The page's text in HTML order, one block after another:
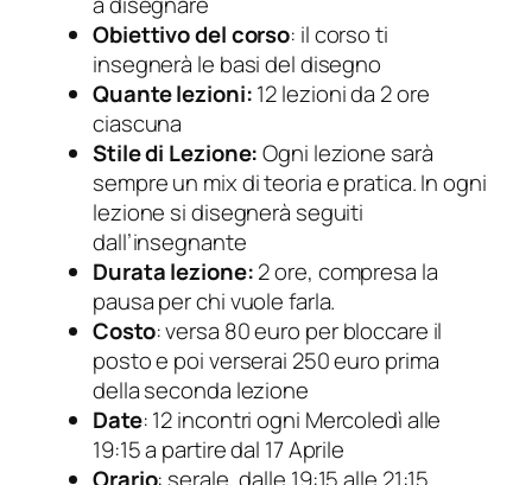
Obiettivo del corso: il corso ti
insegnerà le basi del disegno
Quante lezioni:12 lezioni da 2 ore
ciascuna
Stile di Lezione:Ogni lezione sarà
sempre un mix di teoria e pratica. In ogni
lezione si disegnerà seguiti
dall’insegnante
Durata lezione:2 ore, compresa la
pausa per chi vuole farla.
Costo: versa 80 euro per bloccare il
posto e poi verserai 250 euro prima
della seconda lezione
Date: 12 incontri ogni Mercoledì alle
19:15 a partire dal 17 Aprile
Orario: serale, dalle 19:15 alle 21:15